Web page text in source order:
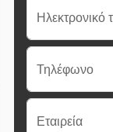
Ηλεκτρονικό
Τηλέφωνο
Εταιρεία